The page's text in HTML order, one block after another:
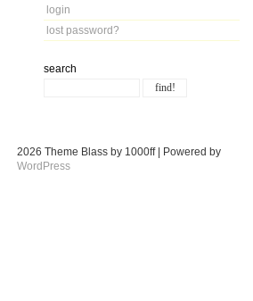
login
lost password?
search
2026 Theme Blass by 1000ff | Powered by
WordPress